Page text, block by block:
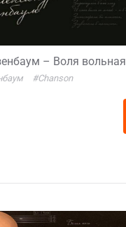
– Воля вольная
#Chanson